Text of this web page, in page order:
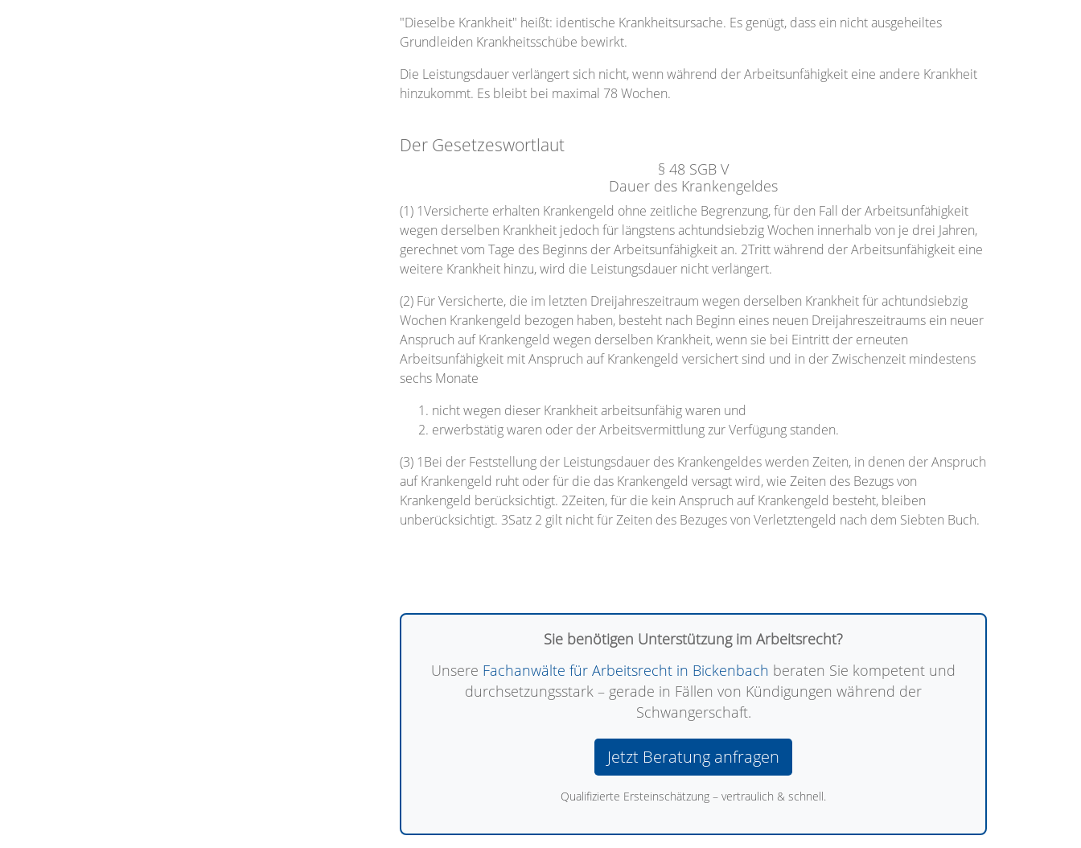
"Dieselbe Krankheit" heißt: identische Krankheitsursache. Es genügt, dass ein nicht ausgeheiltes
Grundleiden Krankheitsschübe bewirkt.
Die Leistungsdauer verlängert sich nicht, wenn während der Arbeitsunfähigkeit eine andere Krankheit
hinzukommt. Es bleibt bei maximal 78 Wochen.
Der Gesetzeswortlaut
§ 48 SGB V
Dauer des Krankengeldes
(1) 1Versicherte erhalten Krankengeld ohne zeitliche Begrenzung, für den Fall der Arbeitsunfähigkeit
wegen derselben Krankheit jedoch für längstens achtundsiebzig Wochen innerhalb von je drei Jahren,
gerechnet vom Tage des Beginns der Arbeitsunfähigkeit an. 2Tritt während der Arbeitsunfähigkeit eine
weitere Krankheit hinzu, wird die Leistungsdauer nicht verlängert.
(2) Für Versicherte, die im letzten Dreijahreszeitraum wegen derselben Krankheit für achtundsiebzig
Wochen Krankengeld bezogen haben, besteht nach Beginn eines neuen Dreijahreszeitraums ein neuer
Anspruch auf Krankengeld wegen derselben Krankheit, wenn sie bei Eintritt der erneuten
Arbeitsunfähigkeit mit Anspruch auf Krankengeld versichert sind und in der Zwischenzeit mindestens
sechs Monate
nicht wegen dieser Krankheit arbeitsunfähig waren und
erwerbstätig waren oder der Arbeitsvermittlung zur Verfügung standen.
(3) 1Bei der Feststellung der Leistungsdauer des Krankengeldes werden Zeiten, in denen der Anspruch
auf Krankengeld ruht oder für die das Krankengeld versagt wird, wie Zeiten des Bezugs von
Krankengeld berücksichtigt. 2Zeiten, für die kein Anspruch auf Krankengeld besteht, bleiben
unberücksichtigt. 3Satz 2 gilt nicht für Zeiten des Bezuges von Verletztengeld nach dem Siebten Buch.
Sie benötigen Unterstützung im Arbeitsrecht?
Unsere Fachanwälte für Arbeitsrecht in Bickenbach beraten Sie kompetent und
durchsetzungsstark – gerade in Fällen von Kündigungen während der
Schwangerschaft.
Jetzt Beratung anfragen
Qualifizierte Ersteinschätzung – vertraulich & schnell.